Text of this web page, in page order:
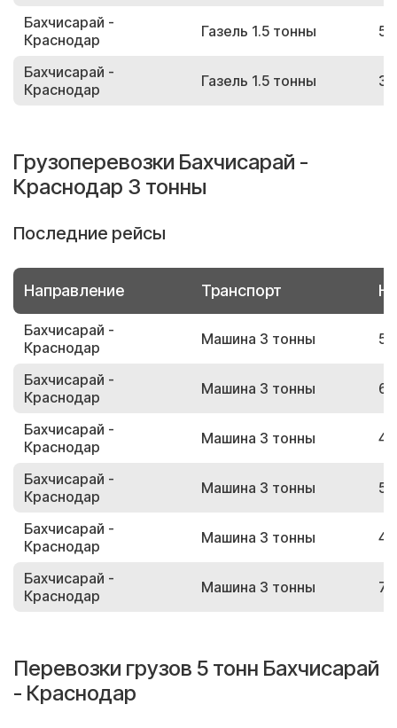
Бахчисарай -
Краснодар
Газель 1.5 тонны
Бахчисарай -
Краснодар
Газель 1.5 тонны
Грузоперевозки Бахчисарай -
Краснодар 3 тонны
Последние рейсы
Направление Транспорт
Бахчисарай -
Краснодар
Машина 3 тонны
Бахчисарай -
Краснодар
Машина 3 тонны
Бахчисарай -
Краснодар
Машина 3 тонны
Бахчисарай -
Краснодар
Машина 3 тонны
Бахчисарай -
Краснодар
Машина 3 тонны
Бахчисарай -
Краснодар
Машина 3 тонны
Перевозки грузов 5 тонн Бахчисарай
- Краснодар